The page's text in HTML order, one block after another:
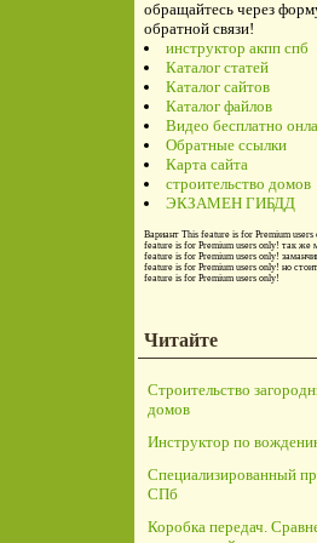
обращайтесь через
обратной связи!
инструктор акпп спб
Каталог статей
Каталог сайтов
Каталог файлов
Видео бесплатно
Обратные ссылки
Карта сайта
строительство домов
ЭКЗАМЕН ГИБДД
Вариант This feature is for Premium users
feature is for Premium users only! так же
feature is for Premium users only!
feature is for Premium users only! но
feature is for Premium users only!
Читайте
Строительство
домов
Инструктор по
Специализированный
СПб
Коробка передач.